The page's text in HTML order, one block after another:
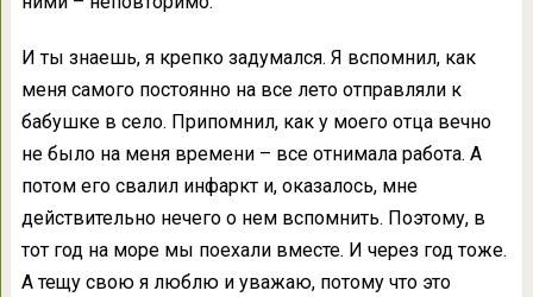
И ты знаешь, я крепко задумался. Я вспомнил, как
меня самого постоянно на все лето отправляли к
бабушке в село. Припомнил, как у моего отца вечно
не было на меня времени – все отнимала работа. А
потом его свалил инфаркт и, оказалось, мне
действительно нечего о нем вспомнить. Поэтому, в
тот год на море мы поехали вместе. И через год тоже.
А тещу свою я люблю и уважаю, потому что это